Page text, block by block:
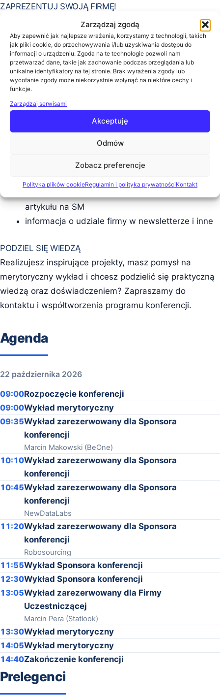
Zarządzaj zgodą
Aby zapewnić jak najlepsze wrażenia, korzystamy z technologii, takich
jak pliki cookie, do przechowywania i/lub uzyskiwania dostępu do
informacji o urządzeniu. Zgoda na te technologie pozwoli nam
przetwarzać dane, takie jak zachowanie podczas przeglądania lub
unikalne identyfikatory na tej stronie. Brak wyrażenia zgody lub
wycofanie zgody może niekorzystnie wpłynąć na niektóre cechy i
funkcje.
Zarządzaj serwisami
Akceptuję
Odmów
Zobacz preferencje
Polityka plików cookieRegulamin i polityka prywatnościKontakt
ZAPREZENTUJ SWOJĄ FIRMĘ!
Firmy, które oferują rozwiązania z wykorzystaniem AI,
zainteresowane zaprezentowaniem swoich produktów
podczas konferencji, zachęcamy do kontaktu i
zapoznania się z naszą ofertą partnerską.
WŚRÓD ŚWIADCZEŃ M.IN.:
20- lub 30-minutowy wykład
podlinkowany logotyp oraz informacja o firmie na
promocja prelekcji w mediach
artykułu na SM
informacja o udziale firmy w newsletterze i inne
PODZIEL SIĘ WIEDZĄ
Realizujesz inspirujące projekty, masz pomysł na
merytoryczny wykład i chcesz podzielić się praktyczną
wiedzą oraz doświadczeniem? Zapraszamy do
kontaktu i współtworzenia programu konferencji.
Agenda
22 października 2026
09:00Rozpoczęcie konferencji
09:00Wykład merytoryczny
09:35Wykład zarezerwowany dla Sponsora
konferencji
Marcin Makowski (BeOne)
10:10Wykład zarezerwowany dla Sponsora
konferencji
10:45Wykład zarezerwowany dla Sponsora
konferencji
NewDataLabs
11:20Wykład zarezerwowany dla Sponsora
konferencji
Robosourcing
11:55Wykład Sponsora konferencji
12:30Wykład Sponsora konferencji
13:05Wykład zarezerwowany dla Firmy
Uczestniczącej
Marcin Pera (Statlook)
13:30Wykład merytoryczny
14:05Wykład merytoryczny
14:40Zakończenie konferencji
Prelegenci